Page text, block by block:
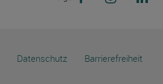
Datenschutz Barrierefreiheit